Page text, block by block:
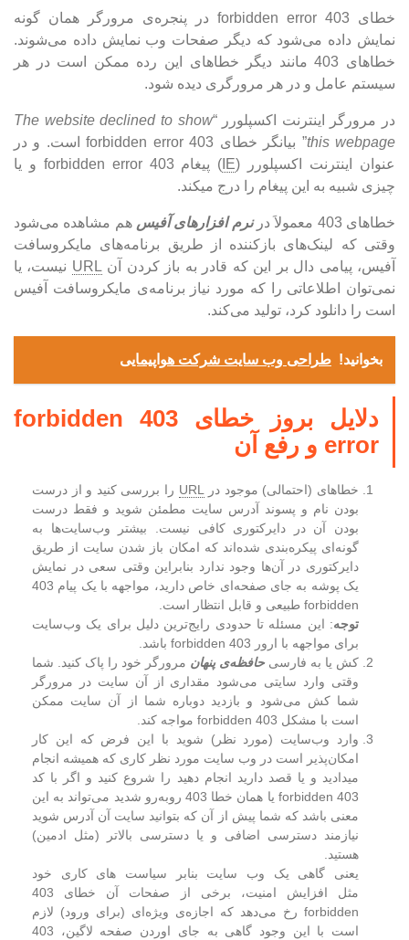
خطای 403 forbidden error در پنجره‌ی مرورگر همان‌ گونه
نمایش داده می‌شود که دیگر صفحات وب نمایش داده می‌شوند.
خطاهای 403 مانند دیگر خطاهای این رده ممکن است در هر
سیستم عامل و در هر مرورگری دیده شود.
در مرورگر اینترنت اکسپلورر “The website declined to show
this webpage
” بیانگر خطای 403 forbidden error است. و در
عنوان اینترنت اکسپلورر (IE
) پیغام 403 forbidden error و یا
چیزی شبیه به این پیغام را درج میکند.
خطاهای 403 معمولاَ در نرم افزارهای آفیس هم مشاهده می‌شود
وقتی که لینک‌های بازکننده از طریق برنامه‌های مایکروسافت
آفیس، پیامی دال بر این که قادر به باز کردن آن URL نیست، یا
نمی‌توان اطلاعاتی را که مورد نیاز برنامه‌ی مایکروسافت آفیس
است را دانلود کرد، تولید می‌کند.
بخوانید! طراحی وب سایت شرکت هواپیمایی
دلایل بروز خطای 403 forbidden
error و رفع آن
خطاهای (احتمالی) موجود درURL را بررسی کنید و از درست
بودن نام و پسوند آدرس سایت مطمئن شوید و فقط درست
بودن آن در دایرکتوری کافی نیست. بیشتر وب‌سایت‌ها به
گونه‌ای پیکره‌بندی شده‌اند که امکان باز شدن سایت از طریق
دایرکتوری در آن‌ها وجود ندارد بنابراین وقتی سعی در نمایش
یک پوشه به جای صفحه‌ای خاص دارید، مواجهه با یک پیام 403
forbidden طبیعی و قابل انتظار است.
توجه: این مسئله تا حدودی رایج‌ترین دلیل برای یک وب‌سایت
برای مواجهه با ارور 403 forbidden باشد.
کش یا به فارسیحافظه‌ی پنهان مرورگر خود را پاک کنید. شما
وقتی وارد سایتی می‌شود مقداری از آن سایت در مرورگر
شما کش می‌شود و بازدید دوباره شما از آن سایت ممکن
است با مشکل 403 forbidden مواجه کند.
وارد وب‌سایت (مورد نظر) شوید با این فرض که این کار
امکان‌پذیر است در وب سایت مورد نظر کاری که همیشه انجام
میدادید و یا قصد دارید انجام دهید را شروع کنید و اگر با کد
403 forbidden یا همان خطا 403 روبه‌رو شدید می‌تواند به این
معنی باشد که شما پیش از آن که بتوانید سایت آن آدرس شوید
نیازمند دسترسی اضافی و یا دسترسی بالاتر (مثل ادمین)
هستید.
یعنی گاهی یک وب سایت بنابر سیاست های کاری خود
مثل افزایش امنیت، برخی از صفحات آن خطای 403
forbidden رخ می‌دهد که اجازه‌ی ویژه‌ای (برای ورود) لازم
است با این وجود گاهی به جای اوردن صفحه لاگین، 403